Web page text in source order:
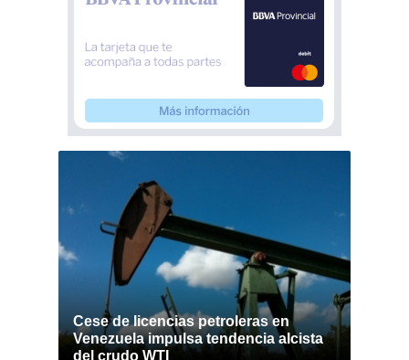
Cese de licencias petroleras en
Venezuela impulsa tendencia alcista
del crudo WTI